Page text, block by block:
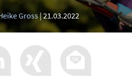
Gross 21.03.2022